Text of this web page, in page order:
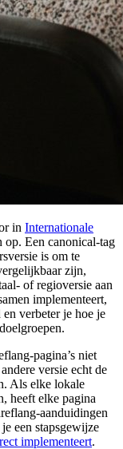
in Internationale
op. Een canonical-tag
is om te
zijn,
of regioversie aan
implementeert,
verbeter je hoe je
pagina’s niet
versie echt de
Als elke lokale
heeft elke pagina
aanduidingen
een stapsgewijze
implementeert.